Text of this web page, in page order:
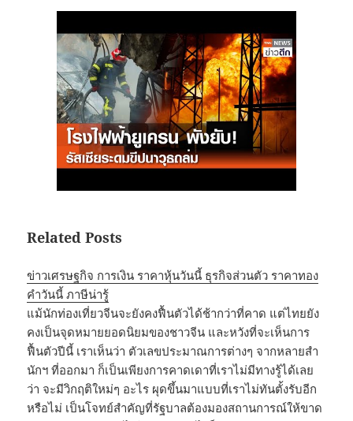
Related Posts
ข่าวเศรษฐกิจ การเงิน ราคาหุ้นวันนี้ ธุรกิจส่วนตัว ราคาทอง
คําวันนี้ ภาษีน่ารู้
แม้นักท่องเที่ยวจีนจะยังคงฟื้นตัวได้ช้ากว่าที่คาด แต่ไทยยัง
คงเป็นจุดหมายยอดนิยมของชาวจีน และหวังที่จะเห็นการ
ฟื้นตัวปีนี้ เราเห็นว่า ตัวเลขประมาณการต่างๆ จากหลายสำ
นักฯ ที่ออกมา ก็เป็นเพียงการคาดเดาที่เราไม่มีทางรู้ได้เลย
ว่า จะมีวิกฤติใหม่ๆ อะไร ผุดขึ้นมาแบบที่เราไม่ทันตั้งรับอีก
หรือไม่ เป็นโจทย์สำคัญที่รัฐบาลต้องมองสถานการณ์ให้ขาด